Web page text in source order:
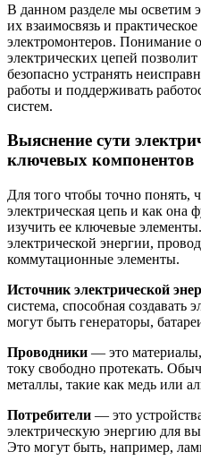
В данном разделе мы осветим
их взаимосвязь и
электромонтеров. Понимание
электрических цепей
безопасно устранять
работы и поддерживать
систем.
Выяснение сути
ключевых компонентов
Для того чтобы точно понять,
электрическая цепь и как она
изучить ее ключевые
электрической энергии,
коммутационные элементы.
Источник электрической
система, способная создавать
могут быть генераторы,
Проводники — это
току свободно протекать.
металлы, такие как медь или
Потребители — это
электрическую энергию для
Это могут быть, например,